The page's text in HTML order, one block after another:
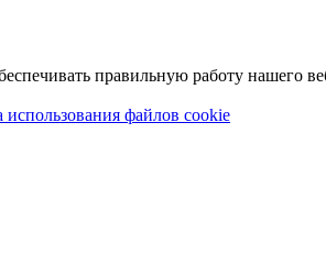
правильную работу нашего
использования файлов cookie